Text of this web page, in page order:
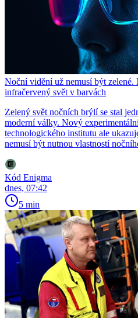
Noční vidění už nemusí být zelené.
infračervený svět v barvách
Zelený svět nočních brýlí se stal
moderní války. Nový
technologického institutu ale
nemusí být nutnou vlastností
Kód Enigma
dnes, 07:42
5 min